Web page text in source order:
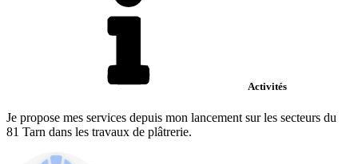
Activités
Je propose mes services depuis mon lancement sur les secteurs du
81 Tarn dans les travaux de plâtrerie.